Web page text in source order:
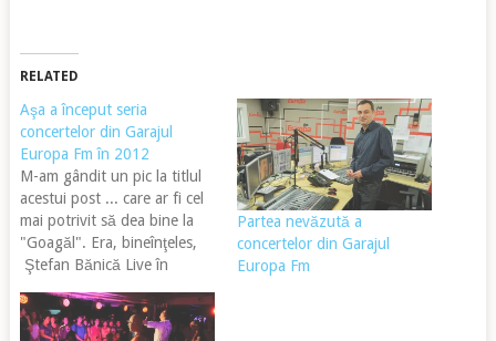
RELATED
Aşa a început seria
concertelor din Garajul
Europa Fm în 2012
M-am gândit un pic la titlul
acestui post ... care ar fi cel
mai potrivit să dea bine la
"Goagăl". Era, bineînţeles,
Ştefan Bănică Live în
concert din Garajul Europa
Fm din 2012 sau Primul
Partea nevăzută a
concertelor din Garajul
Europa Fm